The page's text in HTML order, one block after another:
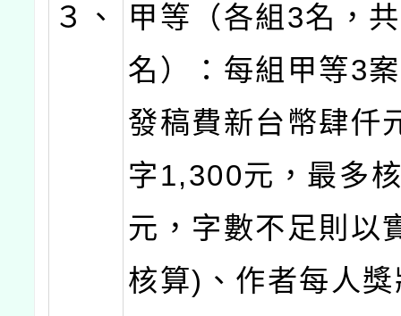
３、
甲等（各組3名，
名）：每組甲等3
發稿費新台幣肆仟
字1,300元，最多
元，字數不足則以
核算)、作者每人